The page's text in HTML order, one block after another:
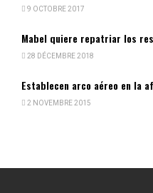
9 OCTOBRE 2017
Mabel quiere repatriar los
28 DÉCEMBRE 2018
Establecen arco aéreo en la
2 NOVEMBRE 2015